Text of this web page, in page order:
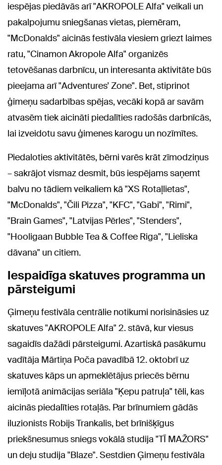
iespējas piedāvās arī "AKROPOLE Alfa" veikali un
pakalpojumu sniegšanas vietas, piemēram,
"McDonalds" aicinās festivāla viesiem griezt laimes
ratu, "Cinamon Akropole Alfa" organizēs
tetovēšanas darbnīcu, un interesanta aktivitāte būs
pieejama arī "Adventures’ Zone". Bet, stiprinot
ģimeņu sadarbības spējas, vecāki kopā ar savām
atvasēm tiek aicināti piedalīties radošās darbnīcās,
lai izveidotu savu ģimenes karogu un nozīmītes.
Piedaloties aktivitātēs, bērni varēs krāt zīmodziņus
– sakrājot vismaz desmit, būs iespējams saņemt
balvu no tādiem veikaliem kā "XS Rotaļlietas",
"McDonalds", "Čili Pizza", "KFC", "Gabi", "Rimi",
"Brain Games", "Latvijas Pērles", "Stenders",
"Hooligaan Bubble Tea & Coffee Riga", "Lieliska
dāvana" un citiem.
Iespaidīga skatuves programma un
pārsteigumi
Ģimeņu festivāla centrālie notikumi norisināsies uz
skatuves "AKROPOLE Alfa" 2. stāvā, kur viesus
sagaidīs dažādi pārsteigumi. Azartiskā pasākumu
vadītāja Mārtiņa Poča pavadībā 12. oktobrī uz
skatuves kāps un apmeklētājus priecēs bērnu
iemīļotā animācijas seriāla "Ķepu patruļa" tēli, kas
aicinās piedalīties rotaļās. Par brīnumiem gādās
iluzionists Robijs Trankalis, bet brīnišķīgus
priekšnesumus sniegs vokālā studija "TĪ MAŽORS"
un deju studija "Blaze". Sestdien Ģimeņu festivāla